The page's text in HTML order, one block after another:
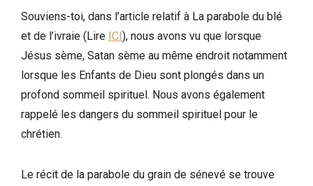
Souviens-toi, dans l’article relatif à La parabole du blé
et de l’ivraie (Lire ICI), nous avons vu que lorsque
Jésus sème, Satan sème au même endroit notamment
lorsque les Enfants de Dieu sont plongés dans un
profond sommeil spirituel. Nous avons également
rappelé les dangers du sommeil spirituel pour le
chrétien.
Le récit de la parabole du grain de sénevé se trouve